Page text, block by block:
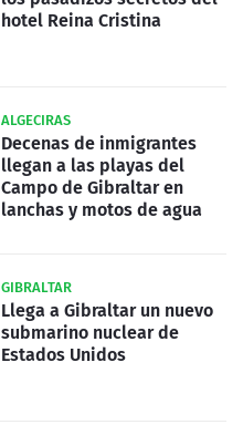
hotel Reina Cristina
ALGECIRAS
Decenas de inmigrantes
llegan a las playas del
Campo de Gibraltar en
lanchas y motos de agua
GIBRALTAR
Llega a Gibraltar un nuevo
submarino nuclear de
Estados Unidos